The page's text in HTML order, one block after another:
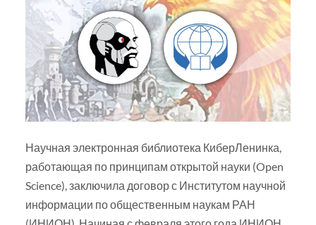
Научная электронная библиотека КиберЛенинка,
работающая по принципам открытой науки (Open
Science), заключила договор с Институтом научной
информации по общественным наукам РАН